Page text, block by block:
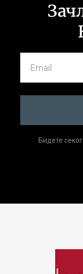
Бидете